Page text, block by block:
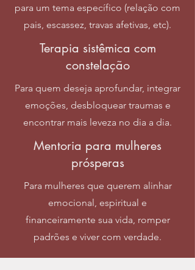
para um tema específico (relação com
pais, escassez, travas afetivas, etc).
Terapia sistêmica com
constelação
Para quem deseja aprofundar, integrar
emoções, desbloquear traumas e
encontrar mais leveza no dia a dia.
Mentoria para mulheres
prósperas
Para mulheres que querem alinhar
emocional, espiritual e
financeiramente sua vida, romper
padrões e viver com verdade.